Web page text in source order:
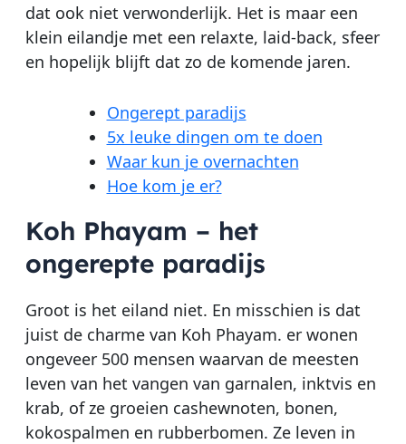
dat ook niet verwonderlijk. Het is maar een
klein eilandje met een relaxte, laid-back, sfeer
en hopelijk blijft dat zo de komende jaren.
Ongerept paradijs
5x leuke dingen om te doen
Waar kun je overnachten
Hoe kom je er?
Koh Phayam – het
ongerepte paradijs
Groot is het eiland niet. En misschien is dat
juist de charme van Koh Phayam. er wonen
ongeveer 500 mensen waarvan de meesten
leven van het vangen van garnalen, inktvis en
krab, of ze groeien cashewnoten, bonen,
kokospalmen en rubberbomen. Ze leven in